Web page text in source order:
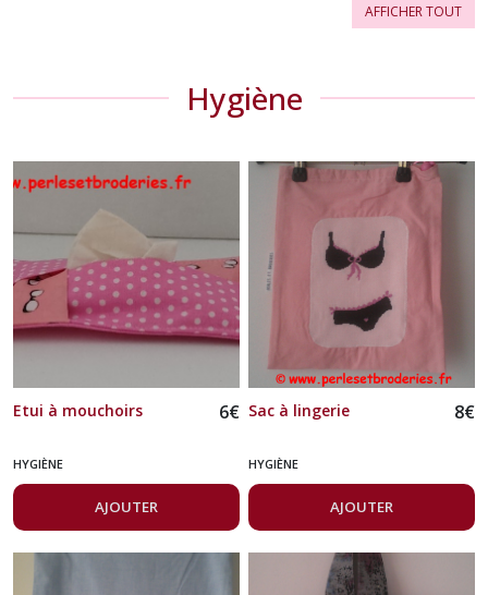
AFFICHER TOUT
Hygiène
Etui à mouchoirs 6€
HYGIÈNE
AJOUTER
Sac à lingerie 8€
HYGIÈNE
AJOUTER